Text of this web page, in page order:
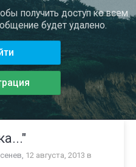
получить доступ ко всем
будет удалено.
, 12 августа, 2013 в